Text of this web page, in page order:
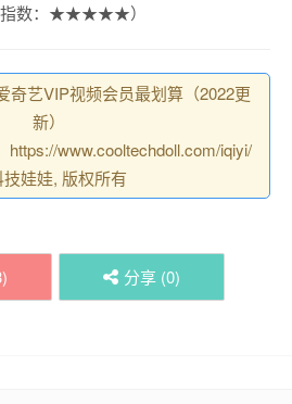
指数：★★★★★）
奇艺VIP视频会员最划算（2022更
新）
https://www.cooltechdoll.com/iqiyi/
娃娃, 版权所有
) 分享 (0)